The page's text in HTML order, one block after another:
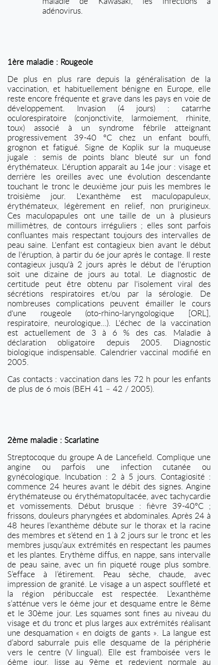
adénovirus.
1ère maladie : Rougeole
De plus en plus rare depuis la généralisation de la
vaccination, et habituellement bénigne en Europe, elle
reste encore fréquente et grave dans les pays en voie de
développement. Invasion (4 jours) : catarrhe
oculorespiratoire (conjonctivite, larmoiement, rhinite,
toux) associé à un syndrome fébrile atteignant
progressivement 39-40 °C chez un enfant bouffi,
grognon et fatigué. Signe de Koplik sur la muqueuse
jugale : semis de points blanc bleuté sur un fond
érythémateux. L'éruption apparaît au 14e jour : visage et
derrière les oreilles avec une évolution descendante
touchant le tronc le deuxième jour puis les membres le
troisième jour. L'exanthème est maculopapuleux,
érythémateux, légèrement en relief, non prurigineux.
Ces maculopapules ont une taille de un à plusieurs
millimètres, de contours irréguliers ; elles sont parfois
confluantes mais respectant toujours des intervalles de
peau saine. L'enfant est contagieux bien avant le début
de l'éruption, à partir du 6e jour après le contage. Il reste
contagieux jusqu'à 2 jours après le début de l'éruption
soit une dizaine de jours au total. Le diagnostic de
certitude peut être obtenu par l'isolement viral des
sécrétions respiratoires et/ou par la sérologie. De
nombreuses complications peuvent émailler le cours
d'une rougeole (oto-rhino-laryngologique [ORL],
respiratoire, neurologique...). L'échec de la vaccination
est actuellement de 3 à 6 % des cas. Maladie à
déclaration obligatoire depuis 2005. Diagnostic
biologique indispensable. Calendrier vaccinal modifié en
2005.
Cas contacts : vaccination dans les 72 h pour les enfants
de plus de 6 mois (BEH 41 – 42 / 2005).
2ème maladie : Scarlatine
Streptocoque du groupe A de Lancefield. Complique une
angine ou parfois une infection cutanée ou
gynécologique. Incubation : 2 à 5 jours. Contagiosité :
commence 24 heures avant le débit des signes. Angine
érythémateuse ou érythématopultacée, avec tachycardie
et vomissements. Début brusque : fièvre 39-40°C ;
frissons, douleurs pharyngées et abdominales. Après 24 à
48 heures l’exanthème débute sur le thorax et la racine
des membres et s’étend en 1 à 2 jours sur le tronc et les
membres jusqu’aux extrémités en respectant les paumes
et les plantes. Erythème diffus, en nappe, sans intervalle
de peau saine, avec un fin piqueté rouge plus sombre.
S’efface à l’étirement. Peau sèche, chaude, avec
impression de granité. Le visage a un aspect souffleté et
la région péribuccale est respectée. L’exanthème
s’atténue vers le 6ème jour et desquame entre le 8ème
et le 30ème jour. Les squames sont fines au niveau du
visage et du tronc et plus larges aux extrémités réalisant
une desquamation « en doigts de gants ». La langue est
d’abord saburrale puis elle desquame de la périphérie
vers le centre (V lingual). Elle est framboisée vers le
6ème jour, lisse au 9ème et redevient normale au